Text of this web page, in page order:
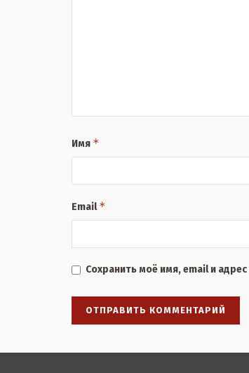
Имя *
Email*
Сохранить моё имя, email и